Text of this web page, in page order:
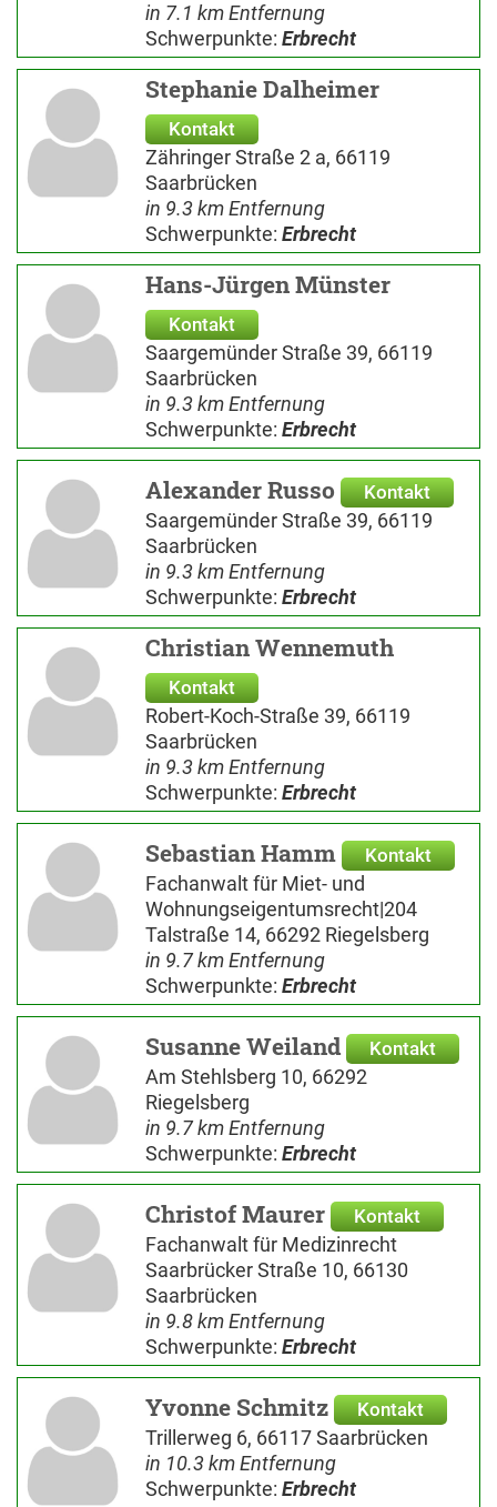
in 7.1 km Entfernung
Schwerpunkte: Erbrecht
Stephanie Dalheimer
Kontakt
Zähringer Straße 2 a, 66119
Saarbrücken
in 9.3 km Entfernung
Schwerpunkte: Erbrecht
Hans-Jürgen Münster
Kontakt
Saargemünder Straße 39, 66119
Saarbrücken
in 9.3 km Entfernung
Schwerpunkte: Erbrecht
Alexander Russo Kontakt
Saargemünder Straße 39, 66119
Saarbrücken
in 9.3 km Entfernung
Schwerpunkte: Erbrecht
Christian Wennemuth
Kontakt
Robert-Koch-Straße 39, 66119
Saarbrücken
in 9.3 km Entfernung
Schwerpunkte: Erbrecht
Sebastian Hamm Kontakt
Fachanwalt für Miet- und
Wohnungseigentumsrecht|204
Talstraße 14, 66292 Riegelsberg
in 9.7 km Entfernung
Schwerpunkte: Erbrecht
Susanne Weiland Kontakt
Am Stehlsberg 10, 66292
Riegelsberg
in 9.7 km Entfernung
Schwerpunkte: Erbrecht
Christof Maurer Kontakt
Fachanwalt für Medizinrecht
Saarbrücker Straße 10, 66130
Saarbrücken
in 9.8 km Entfernung
Schwerpunkte: Erbrecht
Yvonne Schmitz Kontakt
Trillerweg 6, 66117 Saarbrücken
in 10.3 km Entfernung
Schwerpunkte: Erbrecht